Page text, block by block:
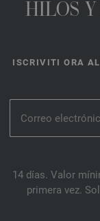
HILOS
ISCRIVITI ORA
14 días. Valor
primera vez.